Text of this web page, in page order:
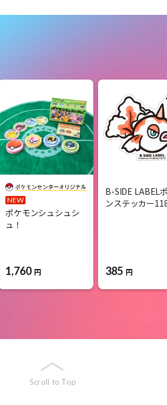
NEW
ポケモンシュシュシ
ュ！
1,760 円
B-SIDE LABEL
ンステッカー
385 円
Scroll to Top